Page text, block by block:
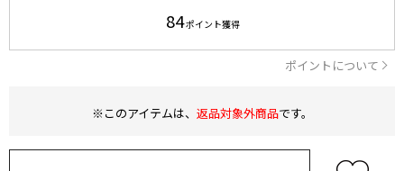
84ポイント獲得
ポイントについて
※このアイテムは、 返品対象外商品です。